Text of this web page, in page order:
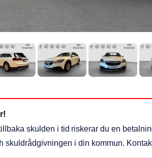
skulden i tid riskerar du en
skuldrådgivningen i din kommun.